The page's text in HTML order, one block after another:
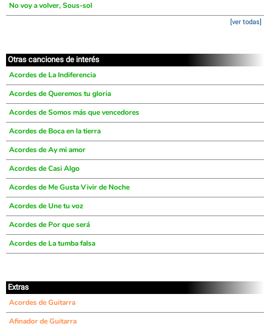
No voy a volver, Sous-sol
[ver todas]
Otras canciones de interés
Acordes de La Indiferencia
Acordes de Queremos tu gloria
Acordes de Somos más que vencedores
Acordes de Boca en la tierra
Acordes de Ay mi amor
Acordes de Casi Algo
Acordes de Me Gusta Vivir de Noche
Acordes de Une tu voz
Acordes de Por que será
Acordes de La tumba falsa
Extras
Acordes de Guitarra
Afinador de Guitarra